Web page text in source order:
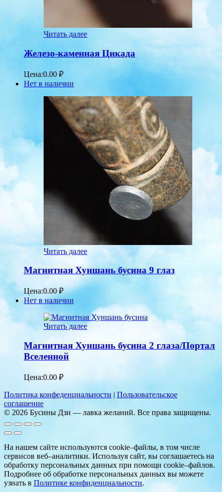
Читать далее
Железо-каменная Цикада
Цена:0.00 ₽
Нет в наличии
Читать далее
Магнитная Хуншань бусина 9 глаз
Цена:0.00₽
Нет в наличии
Читать далее
Магнитная Хуншань бусина 2 глаза/Портал
Вселенной
Цена:0.00 ₽
Политика конфеденциальности | Пользовательское
соглашение
© 2026 Бусины Дзи — лавка желаний. Все права защищены.
На нашем сайте используются cookie–файлы, в том числе
сервисов веб–аналитики. Используя сайт, вы соглашаетесь на
обработку персональных данных при помощи cookie–файлов.
Подробнее об обработке персональных данных вы можете
узнать в Политике конфиденциальности.